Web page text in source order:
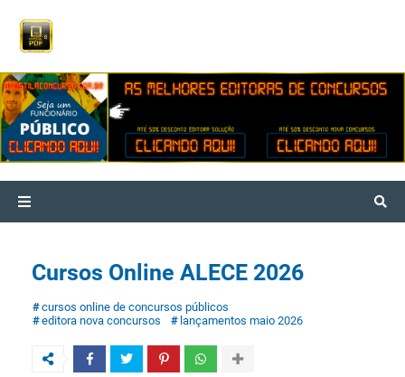
Cursos Online ALECE 2026
cursos online de concursos públicos
editora nova concursos
lançamentos maio 2026